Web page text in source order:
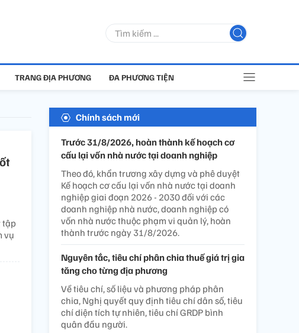
TRANG ĐỊA PHƯƠNG ĐA PHƯƠNG TIỆN
tập
vụ
Chính sách mới
Trước 31/8/2026, hoàn thành kế hoạch cơ
cấu lại vốn nhà nước tại doanh nghiệp
Theo đó, khẩn trương xây dựng và phê duyệt
Kế hoạch cơ cấu lại vốn nhà nước tại doanh
nghiệp giai đoạn 2026 - 2030 đối với các
doanh nghiệp nhà nước, doanh nghiệp có
vốn nhà nước thuộc phạm vi quản lý, hoàn
thành trước ngày 31/8/2026.
Nguyên tắc, tiêu chí phân chia thuế giá trị gia
tăng cho từng địa phương
Về tiêu chí, số liệu và phương pháp phân
chia, Nghị quyết quy định tiêu chí dân số, tiêu
chí diện tích tự nhiên, tiêu chí GRDP bình
quân đầu người.